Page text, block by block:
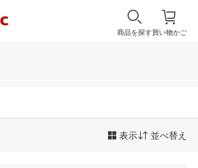
買い物かご
商品を探す
表示 並べ替え